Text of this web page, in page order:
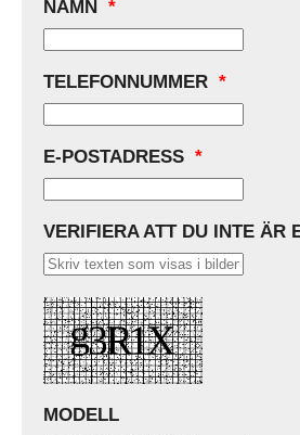
NAMN *
TELEFONNUMMER *
E-POSTADRESS *
VERIFIERA ATT DU INTE ÄR
MODELL